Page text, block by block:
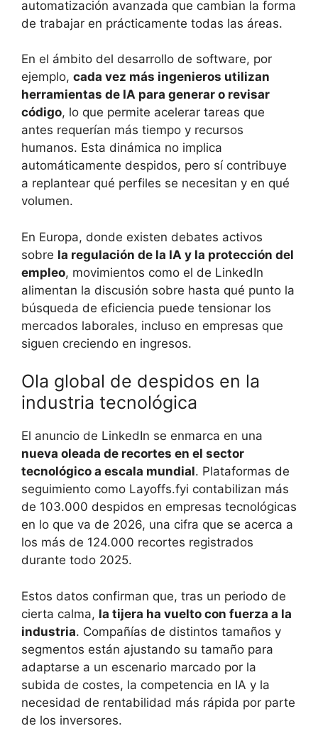
automatización avanzada que cambian la forma
de trabajar en prácticamente todas las áreas.
En el ámbito del desarrollo de software, por
ejemplo, cada vez más ingenieros utilizan
herramientas de IA para generar o revisar
código, lo que permite acelerar tareas que
antes requerían más tiempo y recursos
humanos. Esta dinámica no implica
automáticamente despidos, pero sí contribuye
a replantear qué perfiles se necesitan y en qué
volumen.
En Europa, donde existen debates activos
sobre la regulación de la IA y la protección del
empleo, movimientos como el de LinkedIn
alimentan la discusión sobre hasta qué punto la
búsqueda de eficiencia puede tensionar los
mercados laborales, incluso en empresas que
siguen creciendo en ingresos.
Ola global de despidos en la
industria tecnológica
El anuncio de LinkedIn se enmarca en una
nueva oleada de recortes en el sector
tecnológico a escala mundial. Plataformas de
seguimiento como Layoffs.fyi contabilizan más
de 103.000 despidos en empresas tecnológicas
en lo que va de 2026, una cifra que se acerca a
los más de 124.000 recortes registrados
durante todo 2025.
Estos datos confirman que, tras un periodo de
cierta calma, la tijera ha vuelto con fuerza a la
industria. Compañías de distintos tamaños y
segmentos están ajustando su tamaño para
adaptarse a un escenario marcado por la
subida de costes, la competencia en IA y la
necesidad de rentabilidad más rápida por parte
de los inversores.